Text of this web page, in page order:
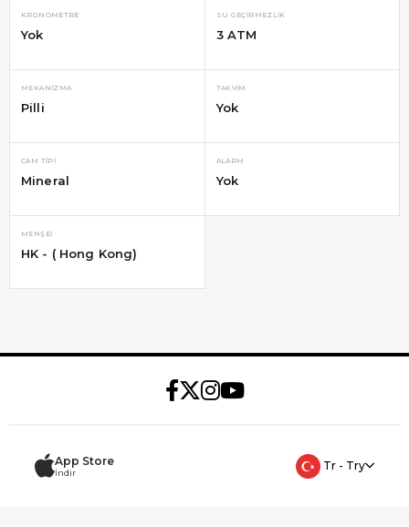
KRONOMETRE
Yok
SU GEÇIRMEZLIK
3 ATM
MEKANIZMA
Pilli
TAKVIM
Yok
CAM TIPI
Mineral
ALARM
Yok
MENŞEI
HK - ( Hong Kong)
App Store
İndir
Tr - Try